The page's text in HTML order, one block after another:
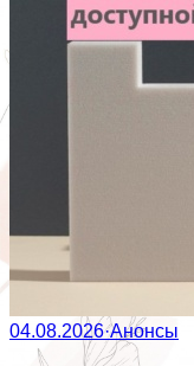
04.08.2026·Анонсы